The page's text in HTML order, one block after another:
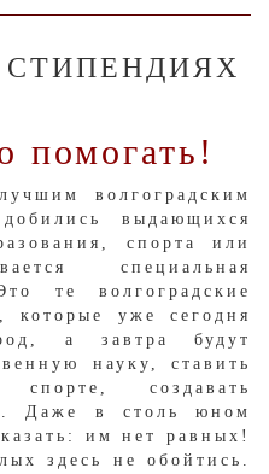
помогать!
волгоградским
выдающихся
спорта или
специальная
те волгоградские
которые уже сегодня
а завтра будут
науку, ставить
создавать
Даже в столь юном
им нет равных!
здесь не обойтись.